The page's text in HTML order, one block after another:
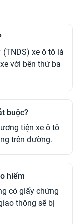
xe ô tô là
với bên thứ ba
buộc?
tiện xe ô tô
trên đường.
hiểm
có giấy chứng
thông sẽ bị